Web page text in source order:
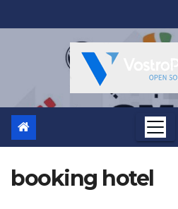
al
booking hotel